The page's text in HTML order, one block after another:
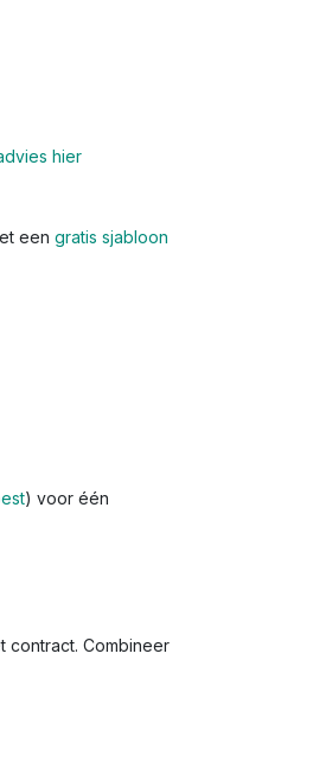
hier
een gratis sjabloon
) voor één
contract. Combineer